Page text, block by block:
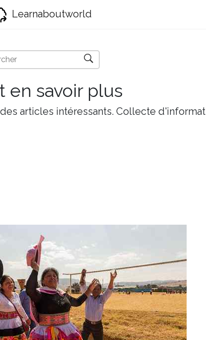
Learnaboutworld
en savoir plus
articles intéressants. Collecte